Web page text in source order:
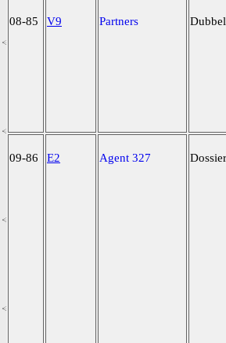
08-85 V9 Partners
09-86 E2 Agent 327